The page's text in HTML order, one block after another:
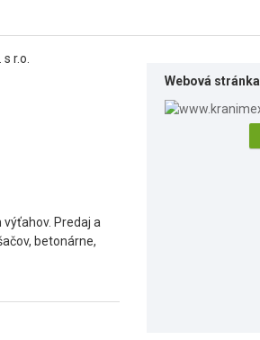
r.o.
Predaj a
betonárne,
Webová stránka